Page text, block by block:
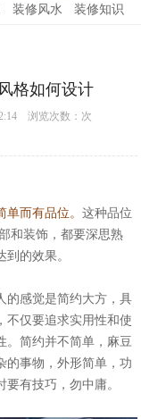
装修风水 装修知识
格如何设计
浏览次数： 次
有品位。这种品位
装饰，都要深思熟
的效果。
感觉是简约大方，具
，不仅要追求实用性和使
。简约并不简单，麻豆
，外形简单，功
技巧，勿中庸。